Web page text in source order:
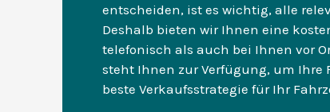
entscheiden, ist es wichtig, alle
Deshalb bieten wir Ihnen eine
telefonisch als auch bei Ihnen vor
steht Ihnen zur Verfügung, um Ihre
beste Verkaufsstrategie für Ihr